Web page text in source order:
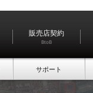
販売店契約
BtoB
サポート